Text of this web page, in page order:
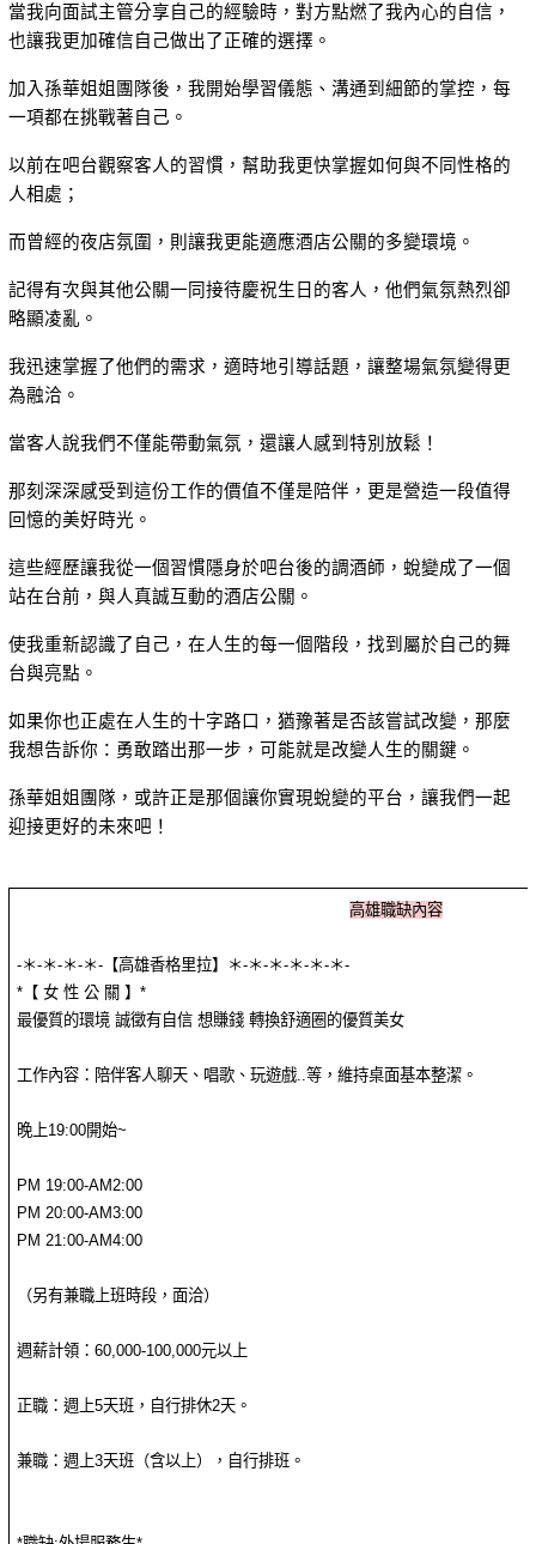
當我向面試主管分享自己的經驗時，對方點燃了我內心的自信，
也讓我更加確信自己做出了正確的選擇。
加入孫華姐姐團隊後，我開始學習儀態、溝通到細節的掌控，每
一項都在挑戰著自己。
以前在吧台觀察客人的習慣，幫助我更快掌握如何與不同性格的
人相處；
而曾經的夜店氛圍，則讓我更能適應酒店公關的多變環境。
記得有次與其他公關一同接待慶祝生日的客人，他們氣氛熱烈卻
略顯凌亂。
我迅速掌握了他們的需求，適時地引導話題，讓整場氣氛變得更
為融洽。
當客人說我們不僅能帶動氣氛，還讓人感到特別放鬆！
那刻深深感受到這份工作的價值不僅是陪伴，更是營造一段值得
回憶的美好時光。
這些經歷讓我從一個習慣隱身於吧台後的調酒師，蛻變成了一個
站在台前，與人真誠互動的酒店公關。
使我重新認識了自己，在人生的每一個階段，找到屬於自己的舞
台與亮點。
如果你也正處在人生的十字路口，猶豫著是否該嘗試改變，那麼
我想告訴你：勇敢踏出那一步，可能就是改變人生的關鍵。
孫華姐姐團隊，或許正是那個讓你實現蛻變的平台，讓我們一起
迎接更好的未來吧！
高雄職缺內容
-＊-＊-＊-＊-【高雄香格里拉】＊-＊-＊-＊-＊-＊-
*【 女 性 公 關 】*
最優質的環境 誠徵有自信 想賺錢 轉換舒適圈的優質美女
工作內容：陪伴客人聊天、唱歌、玩遊戲..等，維持桌面基本整潔。
晚上19:00開始~
PM 19:00-AM2:00
PM 20:00-AM3:00
PM 21:00-AM4:00
（另有兼職上班時段，面洽）
週薪計領：60,000-100,000元以上
正職：週上5天班，自行排休2天。
兼職：週上3天班（含以上），自行排班。